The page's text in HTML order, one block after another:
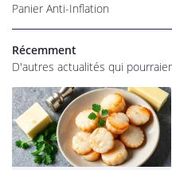
magasins
Épicerie
et tarifs
Panier Anti-Inflation
Récemment
D'autres actualités qui